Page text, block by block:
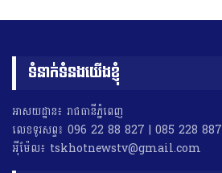
ទំនាក់ទំនងយើងខ្ញុំ
អាសយដ្ឋាន៖ រាជធានីភ្នំពេញ
លេខទូរសព្ទ៖ 096 22 88 827 | 085 228 887
អុីម៉ែល៖ tskhotnewstv@gmail.com